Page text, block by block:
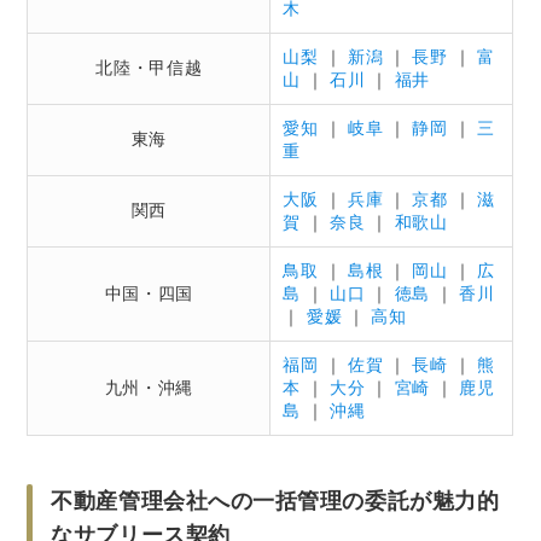
不動産オーナーがサブリース契約時に注意すべ
サブリース契約の賃料相場と家賃保証の割合
契約期間における賃料見直しの期間や免責期
設備更新や原状回復費用の負担者
中途解約の可否や契約解除条件
サブリース契約による不動産トラブルはすぐに
弁護士へ相談
木
北陸・甲信越
山梨 ｜ 新潟 ｜長野 ｜ 富
山
｜石川 ｜ 福井
東海
愛知 ｜ 岐阜 ｜静岡 ｜ 三
重
関西
大阪 ｜ 兵庫 ｜京都 ｜ 滋
賀
｜奈良 ｜ 和歌山
中国・四国
鳥取 ｜ 島根 ｜ 岡山 ｜ 広
島
｜ 山口 ｜ 徳島 ｜香川
｜ 愛媛 ｜高知
九州・沖縄
福岡 ｜ 佐賀 ｜長崎 ｜ 熊
本
｜ 大分 ｜ 宮崎 ｜
鹿児
島
｜沖縄
不動産管理会社への一括管理の委託が魅力的
なサブリース契約